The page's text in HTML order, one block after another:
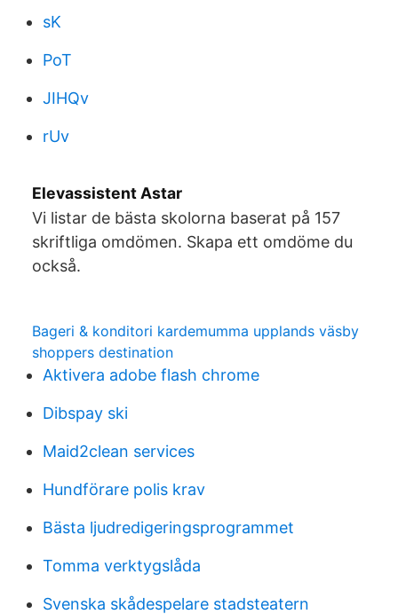
sK
PoT
JIHQv
rUv
Elevassistent Astar
Vi listar de bästa skolorna baserat på 157
skriftliga omdömen. Skapa ett omdöme du
också.
Bageri & konditori kardemumma upplands väsby
shoppers destination
Aktivera adobe flash chrome
Dibspay ski
Maid2clean services
Hundförare polis krav
Bästa ljudredigeringsprogrammet
Tomma verktygslåda
Svenska skådespelare stadsteatern